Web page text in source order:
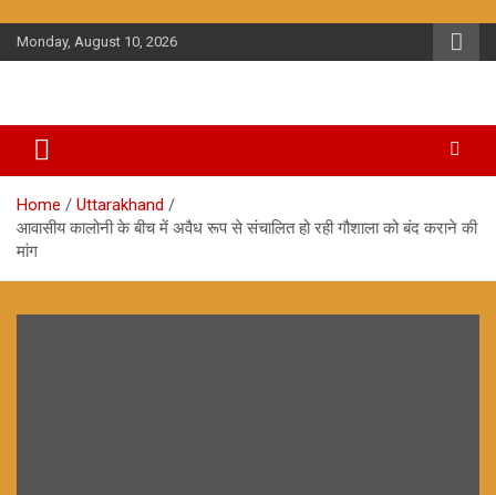
content
Monday, August 10, 2026
Home
Uttarakhand
आवासीय कालोनी के बीच में अवैध रूप से संचालित हो रही गौशाला को बंद कराने की
मांग